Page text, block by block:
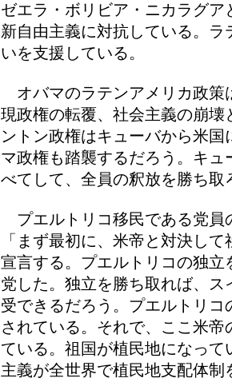
ゼエラ・ボリビア・ニカラグ
新自由主義に対抗している。
いを支援している。
オバマのラテンアメリカ政策
現政権の転覆、社会主義の崩
ントン政権はキューバから米
マ政権も踏襲するだろう。キ
べてして、全員の釈放を勝ち
プエルトリコ移民である党員
「まず最初に、米帝と対決し
宣言する。プエルトリコの独
党した。独立を勝ち取れば、
受できるだろう。プエルトリ
されている。それで、ここ米
ている。祖国が植民地になっ
主義が全世界で植民地支配体